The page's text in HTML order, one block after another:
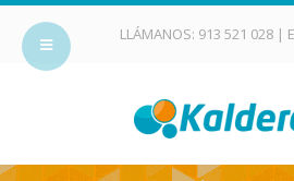
LLÁMANOS: 913 521 028 |